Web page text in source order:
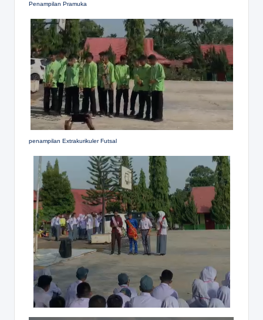
Penampilan Pramuka
penampilan Extrakurikuler Futsal